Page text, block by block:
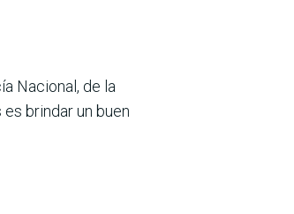
Nacional, de la
brindar un buen